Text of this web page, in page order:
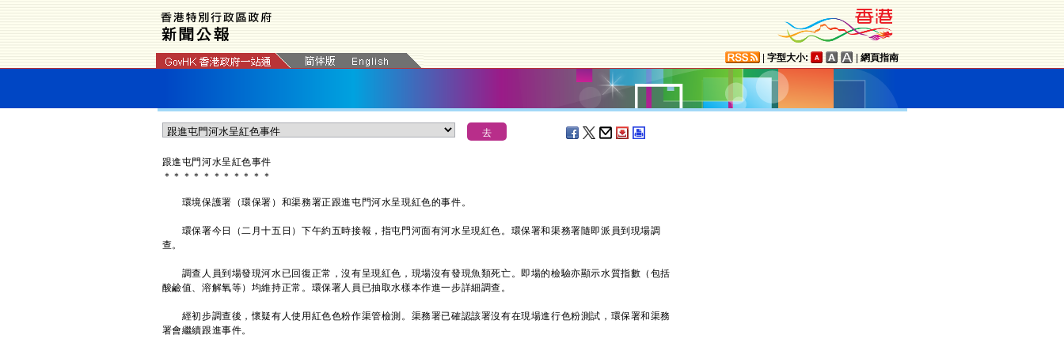
字型大小: 網頁指南
​跟進屯門河水呈紅色事件
＊ ＊ ＊ ＊ ＊ ＊ ＊ ＊ ＊ ＊ ＊
環境保護署（環保署）和渠務署正跟進屯門河水呈現紅色的事件。
環保署今日（二月十五日）下午約五時接報，指屯門河面有河水呈現紅色。環保署和渠務署隨即派員到現場調
查。
調查人員到場發現河水已回復正常，沒有呈現紅色，現場沒有發現魚類死亡。即場的檢驗亦顯示水質指數（包括
酸鹼值、溶解氧等）均維持正常。環保署人員已抽取水樣本作進一步詳細調查。
經初步調查後，懷疑有人使用紅色色粉作渠管檢測。渠務署已確認該署沒有在現場進行色粉測試，環保署和渠務
署會繼續跟進事件。